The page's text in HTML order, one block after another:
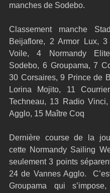
manches de Sodebo.
Classement manche
Beijaflore, 2 Armor Lux, 3
Voile, 4 Normandy
Sodebo, 6 Groupama, 7
30 Corsaires, 9 Prince de
Lorina Mojito, 11
Techneau, 13 Radio
Agglo, 15 Maître Coq
Dernière course de la
cette Normandy Sailing
seulement 3 points
24 de Vannes Agglo.
Groupama qui